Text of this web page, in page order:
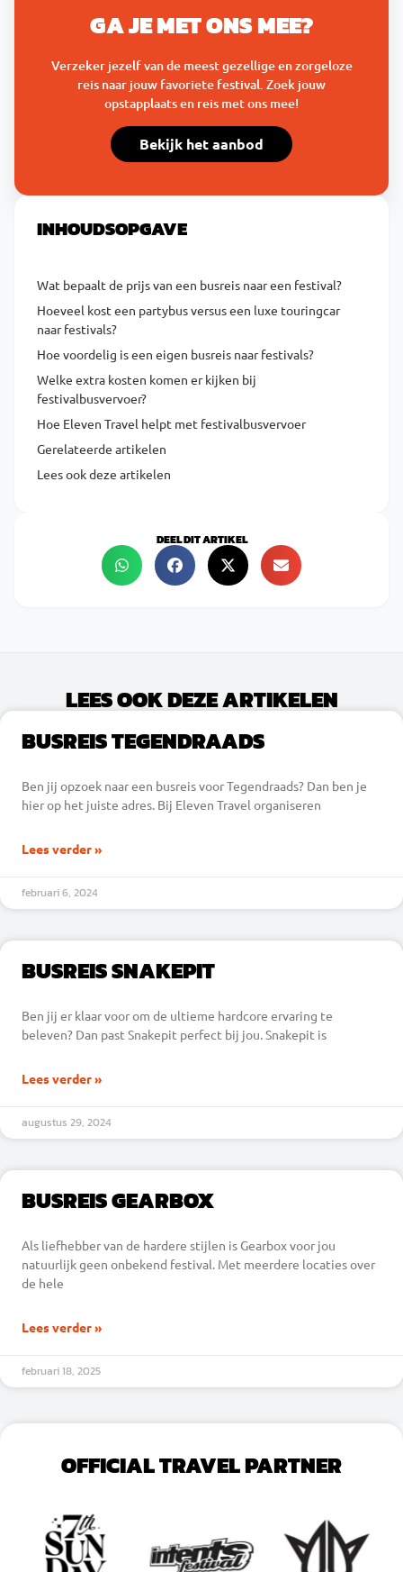
GA JE MET ONS MEE?
Verzeker jezelf van de meest gezellige en zorgeloze
reis naar jouw favoriete festival. Zoek jouw
opstapplaats en reis met ons mee!
Bekijk het aanbod
INHOUDSOPGAVE
Wat bepaalt de prijs van een busreis naar een festival?
Hoeveel kost een partybus versus een luxe touringcar
naar festivals?
Hoe voordelig is een eigen busreis naar festivals?
Welke extra kosten komen er kijken bij
festivalbusvervoer?
Hoe Eleven Travel helpt met festivalbusvervoer
Gerelateerde artikelen
Lees ook deze artikelen
DEEL DIT ARTIKEL
LEES OOK DEZE ARTIKELEN
BUSREIS TEGENDRAADS
Ben jij opzoek naar een busreis voor Tegendraads? Dan ben je
hier op het juiste adres. Bij Eleven Travel organiseren
Lees verder »
februari 6, 2024
BUSREIS SNAKEPIT
Ben jij er klaar voor om de ultieme hardcore ervaring te
beleven? Dan past Snakepit perfect bij jou. Snakepit is
Lees verder »
augustus 29, 2024
BUSREIS GEARBOX
Als liefhebber van de hardere stijlen is Gearbox voor jou
natuurlijk geen onbekend festival. Met meerdere locaties over
de hele
Lees verder »
februari 18, 2025
OFFICIAL TRAVEL PARTNER